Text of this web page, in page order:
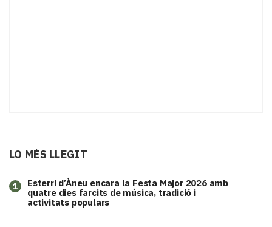
LO MÉS LLEGIT
1
Esterri d’Àneu encara la Festa Major 2026 amb
quatre dies farcits de música, tradició i
activitats populars